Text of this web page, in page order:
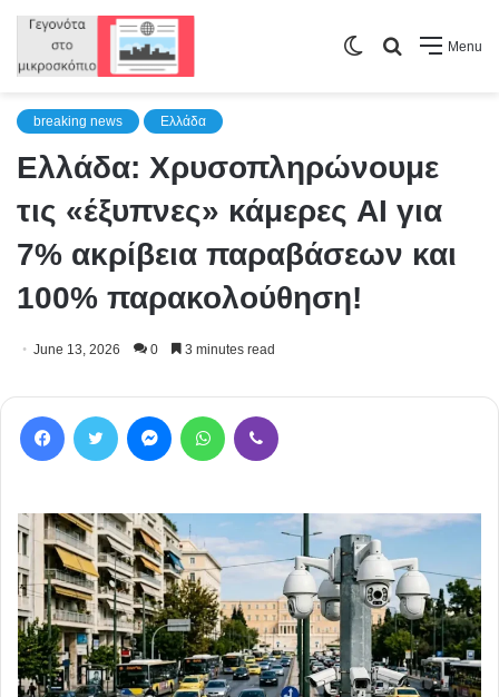
Menu
Search
Switch
breaking news Ελλάδα
Ελλάδα: Χρυσοπληρώνουμε
τις «έξυπνες» κάμερες AI για
7% ακρίβεια παραβάσεων και
100% παρακολούθηση!
June 13, 2026 0 3 minutes read
Facebook Twitter MessengerWhatsApp